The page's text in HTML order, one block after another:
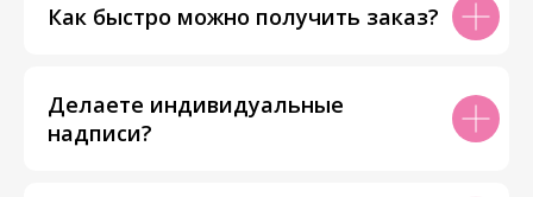
Как быстро можно получить заказ?
Делаете индивидуальные
надписи?